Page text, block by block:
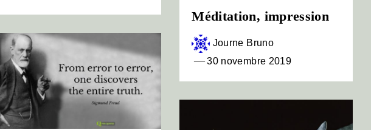
Méditation, impression
Journe Bruno
30 novembre 2019